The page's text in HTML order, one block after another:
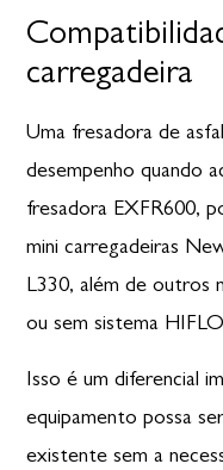
carregadeira
Uma fresadora de
desempenho quando
fresadora EXFR600,
mini carregadeiras
L330, além de outros
ou sem sistema
Isso é um diferencial
equipamento possa
existente sem a